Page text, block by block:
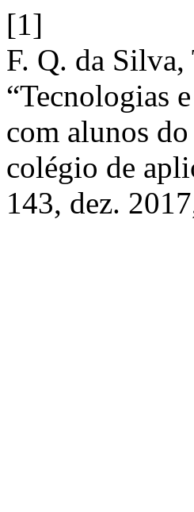
[1]
F. Q. da Silva,
“Tecnologias
com alunos
colégio de
143, dez.